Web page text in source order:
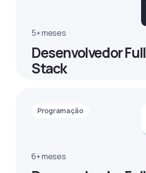
5+ meses
Desenvolvedor Full
Stack
Programação
6+ meses